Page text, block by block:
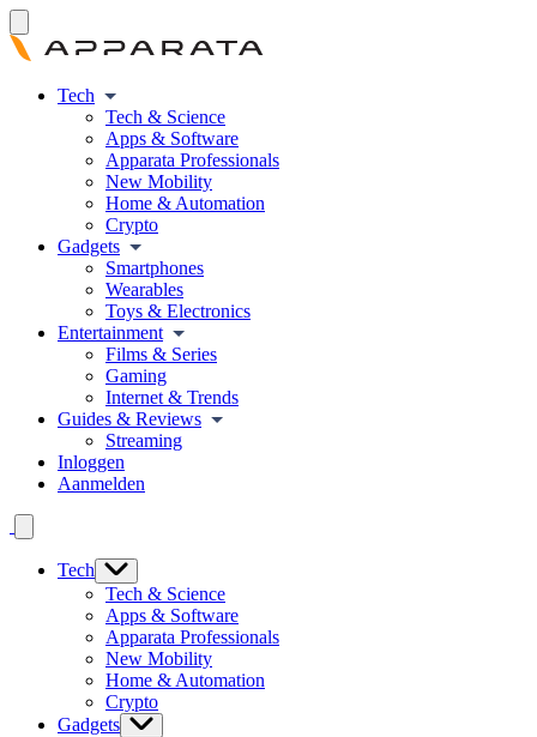
Tech
Tech & Science
Apps & Software
Apparata Professionals
New Mobility
Home & Automation
Crypto
Gadgets
Smartphones
Wearables
Toys & Electronics
Entertainment
Films & Series
Gaming
Internet & Trends
Guides & Reviews
Streaming
Inloggen
Aanmelden
Tech
Tech & Science
Apps & Software
Apparata Professionals
New Mobility
Home & Automation
Crypto
Gadgets